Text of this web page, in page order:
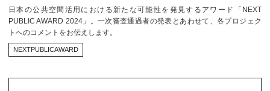
日本の公共空間活用における新たな可能性を発見するアワード「NEXT
PUBLIC AWARD 2024」。一次審査通過者の発表とあわせて、各プロジェク
トへのコメントをお伝えします。
NEXTPUBLICAWARD